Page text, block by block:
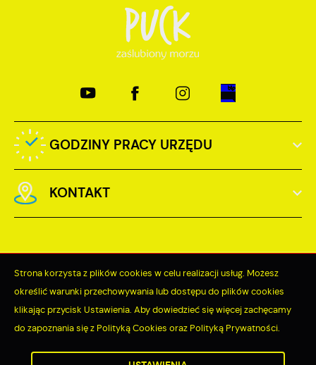
GODZINY PRACY URZĘDU
KONTAKT
Online: 376
Strona korzysta z plików cookies w celu realizacji usług. Możesz
określić warunki przechowywania lub dostępu do plików cookies
klikając przycisk Ustawienia. Aby dowiedzieć się więcej zachęcamy
do zapoznania się z Polityką Cookies oraz Polityką Prywatności.
ZAPISZ WYBRANE